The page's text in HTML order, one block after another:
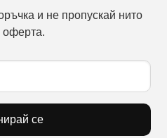
и не пропускай нито
оферта.
се